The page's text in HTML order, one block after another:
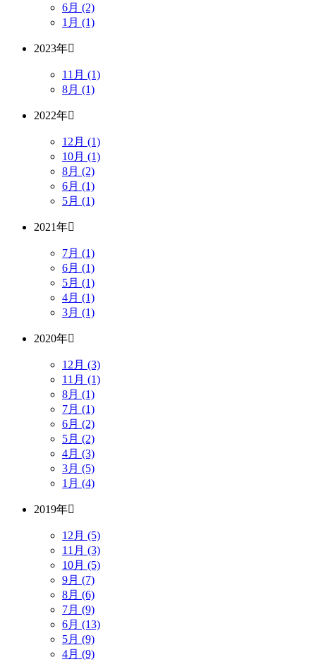
6月 (2)
1月 (1)
2023年
11月 (1)
8月 (1)
2022年
12月 (1)
10月 (1)
8月 (2)
6月 (1)
5月 (1)
2021年
7月 (1)
6月 (1)
5月 (1)
4月 (1)
3月 (1)
2020年
12月 (3)
11月 (1)
8月 (1)
7月 (1)
6月 (2)
5月 (2)
4月 (3)
3月 (5)
1月 (4)
2019年
12月 (5)
11月 (3)
10月 (5)
9月 (7)
8月 (6)
7月 (9)
6月 (13)
5月 (9)
4月 (9)